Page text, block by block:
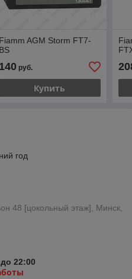
Fiamm AGM Storm FT7-
BS
140руб.
Купить
год
48 [цокольный этаж], Минск,
22:00